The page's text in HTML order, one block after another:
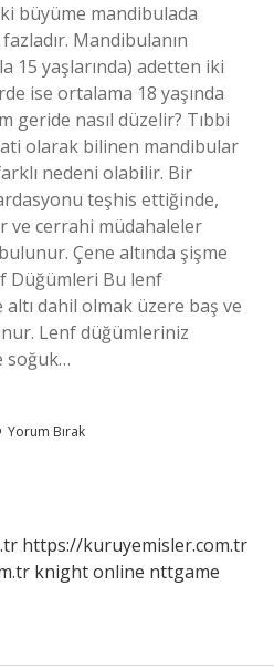
büyüme mandibulada
Mandibulanın
15 yaşlarında) adetten iki
ise ortalama 18 yaşında
geride nasıl düzelir? Tıbbi
olarak bilinen mandibular
nedeni olabilir. Bir
teşhis ettiğinde,
cerrahi müdahaleler
Çene altında şişme
Düğümleri Bu lenf
dahil olmak üzere baş ve
Lenf düğümleriniz
soğuk…
Yorum Bırak
https://kuruyemisler.com.tr
knight online nttgame